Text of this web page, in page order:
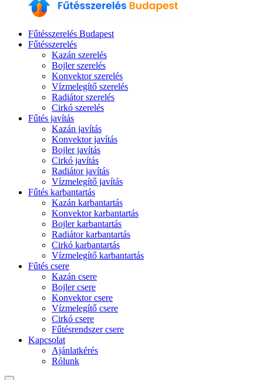
Fűtésszerelés Budapest
Fűtésszerelés
Kazán szerelés
Bojler szerelés
Konvektor szerelés
Vízmelegítő szerelés
Radiátor szerelés
Cirkó szerelés
Fűtés javítás
Kazán javítás
Konvektor javítás
Bojler javítás
Cirkó javítás
Radiátor javítás
Vízmelegítő javítás
Fűtés karbantartás
Kazán karbantartás
Konvektor karbantartás
Bojler karbantartás
Radiátor karbantartás
Cirkó karbantartás
Vízmelegítő karbantartás
Fűtés csere
Kazán csere
Bojler csere
Konvektor csere
Vízmelegítő csere
Cirkó csere
Fűtésrendszer csere
Kapcsolat
Ajánlatkérés
Rólunk